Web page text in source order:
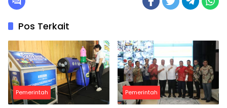
Pos Terkait
Pemerintah Pemerintah